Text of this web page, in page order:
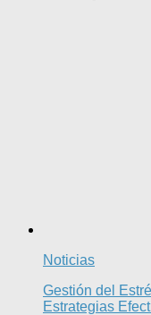
Noticias
Gestión del
Estrategias